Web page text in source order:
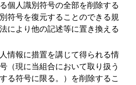
個人識別符号の全部を削除する
符号を復元することのできる規
により他の記述等に置き換える
情報に措置を講じて得られる情
（現に当組合において取り扱う
る符号に限る。）を削除するこ